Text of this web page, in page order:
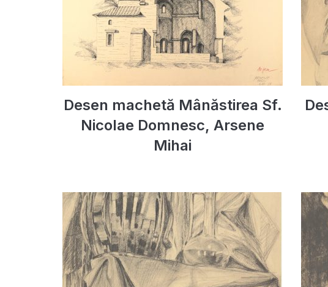
Desen machetă Mânăstirea Sf.
Nicolae Domnesc, Arsene
Mihai